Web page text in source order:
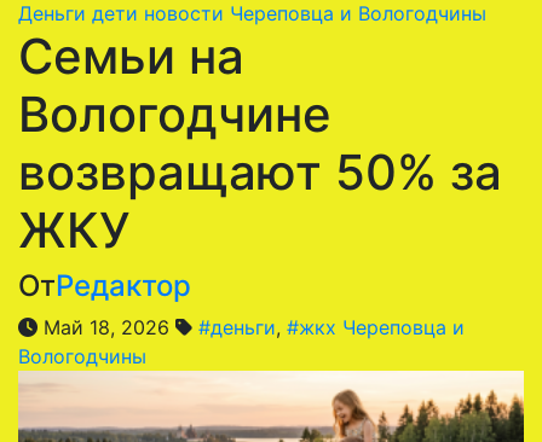
Деньги дети новости Череповца и Вологодчины
Семьи на
Вологодчине
возвращают 50% за
ЖКУ
ОтРедактор
Май 18, 2026 #деньги, #жкх Череповца и
Вологодчины